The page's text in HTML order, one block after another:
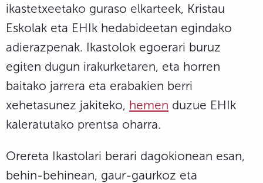
ikastetxeetako guraso elkarteek, Kristau
Eskolak eta EHIk hedabideetan egindako
adierazpenak. Ikastolok egoerari buruz
egiten dugun irakurketaren, eta horren
baitako jarrera eta erabakien berri
xehetasunez jakiteko, hemen duzue EHIk
kaleratutako prentsa oharra.
Orereta Ikastolari berari dagokionean esan,
behin-behinean, gaur-gaurkoz eta